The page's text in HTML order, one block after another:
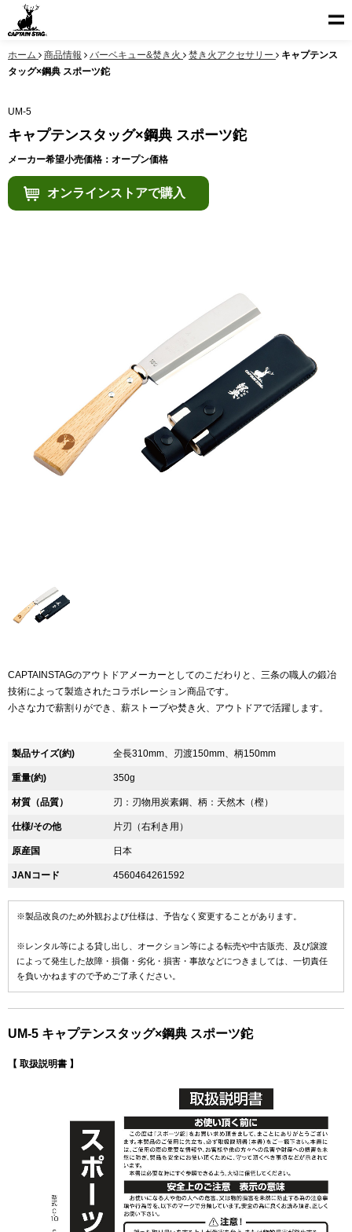
ホーム 商品情報 バーベキュー&焚き火 焚き火アクセサリー
キャプテンス
タッグ×鋼典 スポーツ鉈
UM-5
キャプテンスタッグ×鋼典 スポーツ鉈
メーカー希望小売価格：オープン価格
オンラインストアで購入
CAPTAINSTAGのアウトドアメーカーとしてのこだわりと、三条の職人の鍛冶
技術によって製造されたコラボレーション商品です。
小さな力で薪割りができ、薪ストーブや焚き火、アウトドアで活躍します。
製品サイズ(約) 全長310mm、刃渡150mm、柄150mm
重量(約) 350g
材質（品質） 刃：刃物用炭素鋼、柄：天然木（樫）
仕様/その他 片刃（右利き用）
原産国 日本
JANコード 4560464261592
※製品改良のため外観および仕様は、予告なく変更することがあります。
※レンタル等による貸し出し、オークション等による転売や中古販売、及び譲渡
によって発生した故障・損傷・劣化・損害・事故などにつきましては、一切責任
を負いかねますので予めご了承ください。
UM-5 キャプテンスタッグ×鋼典 スポーツ鉈
【 取扱説明書 】